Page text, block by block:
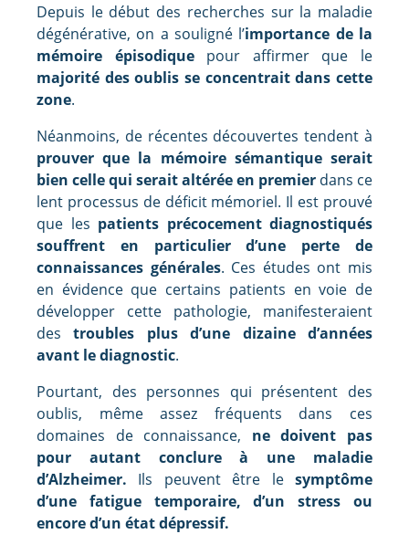
Depuis le début des recherches sur la maladie
dégénérative, on a souligné l’importance de la
mémoire épisodiquepour affirmer que le
majorité des oublis se concentrait dans cette
zone.
Néanmoins, de récentes découvertes tendent à
prouver que la mémoire sémantique serait
bien celle qui serait altérée en premier dans ce
lent processus de déficit mémoriel. Il est prouvé
que les patients précocement diagnostiqués
souffrent en particulier d’une perte de
connaissances générales. Ces études ont mis
en évidence que certains patients en voie de
développer cette pathologie, manifesteraient
destroubles plus d’une dizaine d’années
avant le diagnostic.
Pourtant, des personnes qui présentent des
oublis, même assez fréquents dans ces
domaines de connaissance, ne doivent pas
pour autant conclure à une maladie
d’Alzheimer. Ils peuvent être lesymptôme
d’une fatigue temporaire, d’un stress ou
encore d’un état dépressif.